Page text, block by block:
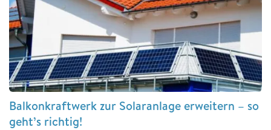
Balkonkraftwerk zur Solaranlage erweitern – so
geht’s richtig!